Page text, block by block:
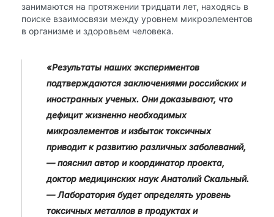
занимаются на протяжении тридцати лет, находясь в
поиске взаимосвязи между уровнем микроэлементов
в организме и здоровьем человека.
«Результаты наших экспериментов
подтверждаются заключениями российских и
иностранных ученых. Они доказывают, что
дефицит жизненно необходимых
микроэлементов и избыток токсичных
приводит к развитию различных заболеваний,
— пояснил автор и координатор проекта,
доктор медицинских наук Анатолий Скальный.
— Лаборатория будет определять уровень
токсичных металлов в продуктах и